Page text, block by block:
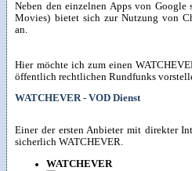
Neben den einzelnen Apps von Google
Movies) bietet sich zur Nutzung von
an.
Hier möchte ich zum einen
öffentlich rechtlichen Rundfunks
WATCHEVER - VOD Dienst
Einer der ersten Anbieter mit direkter
sicherlich WATCHEVER.
WATCHEVER